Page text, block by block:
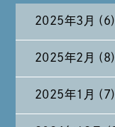
2025年3月 (6)
2025年2月 (8)
2025年1月 (7)